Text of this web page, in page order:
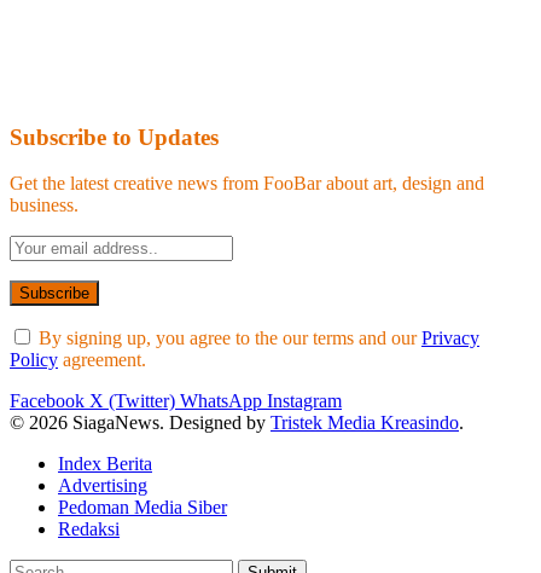
Subscribe to Updates
Get the latest creative news from FooBar about art, design and
business.
By signing up, you agree to the our terms and ourPrivacy
Policy agreement.
Facebook X (Twitter) WhatsApp Instagram
© 2026 SiagaNews. Designed by Tristek Media Kreasindo.
Index Berita
Advertising
Pedoman Media Siber
Redaksi